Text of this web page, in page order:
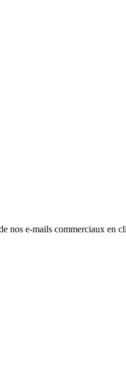
nos e-mails commerciaux en